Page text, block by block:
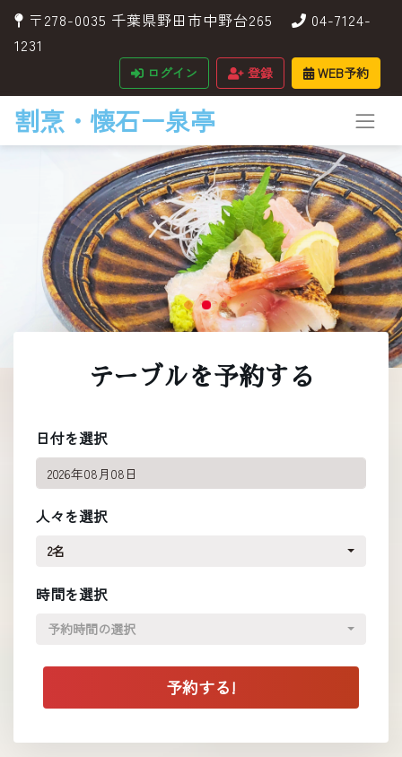
〒278-0035 千葉県野田市中野台265
04-7124-
1231
ログイン 登録 WEB予約
割烹・懐石ー泉亭
テーブルを予約する
日付を選択
人々を選択
2名
時間を選択
予約時間の選択